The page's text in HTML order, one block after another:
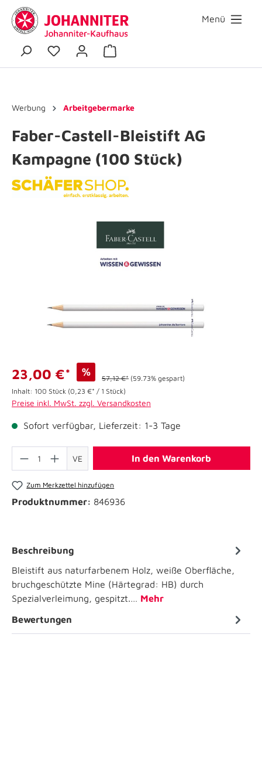
Menü
Werbung Arbeitgebermarke
Faber-Castell-Bleistift AG
Kampagne (100 Stück)
23,00 €* %
57,12 €* (59.73% gespart)
Inhalt: 100 Stück (0,23 €* / 1 Stück)
Preise inkl. MwSt. zzgl. Versandkosten
Sofort verfügbar, Lieferzeit: 1-3 Tage
VE In den Warenkorb
Zum Merkzettel hinzufügen
Produktnummer: 846936
Beschreibung
Bleistift aus naturfarbenem Holz, weiße Oberfläche,
bruchgeschützte Mine (Härtegrad: HB) durch
Spezialverleimung, gespitzt.… Mehr
Bewertungen